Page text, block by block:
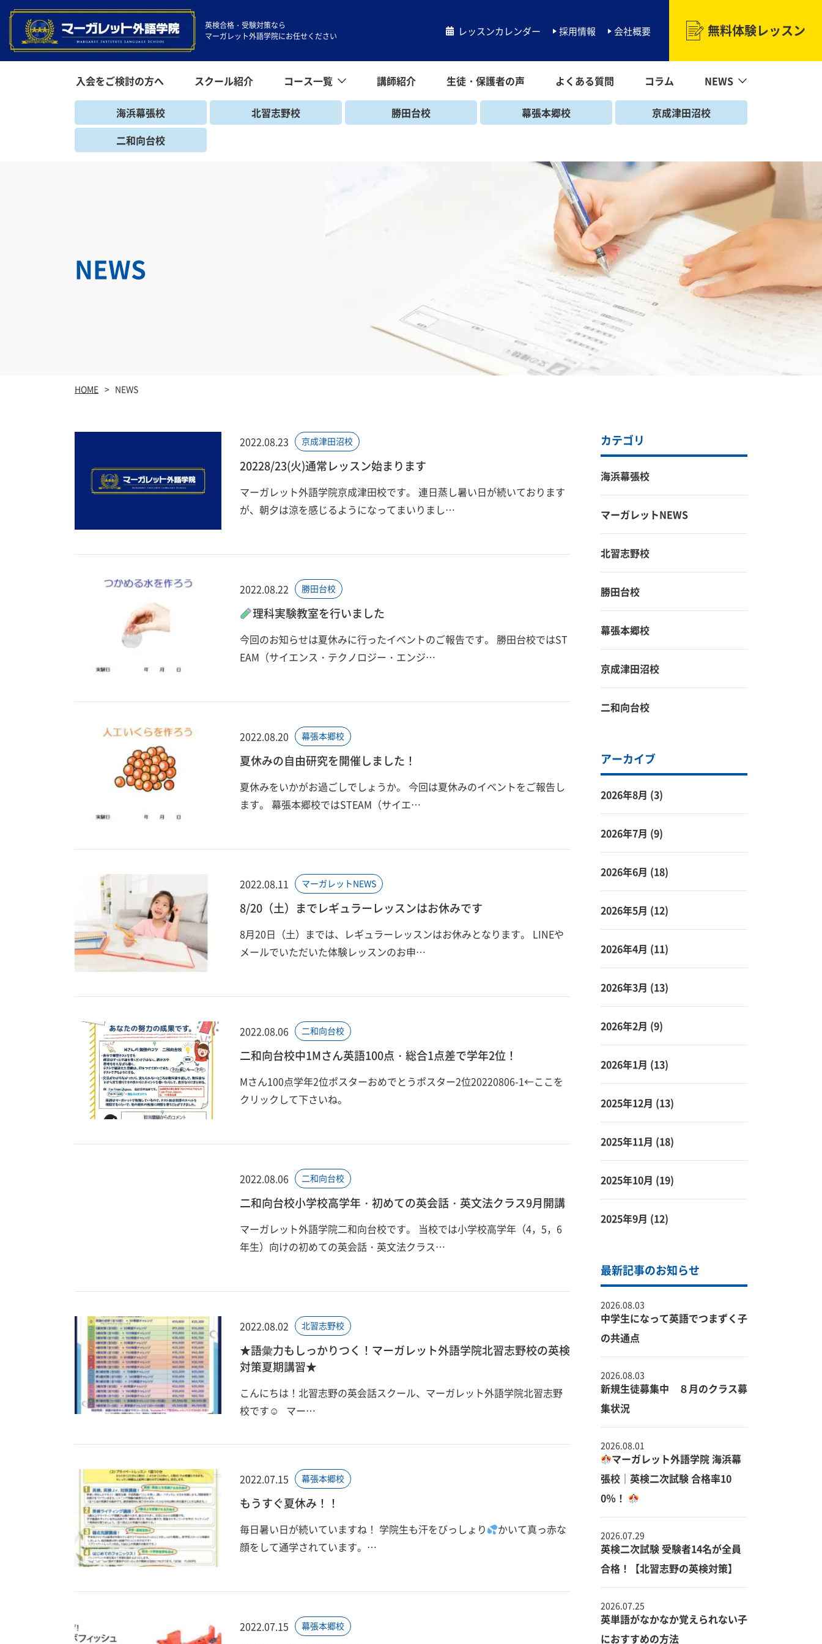
英検合格・受験対策なら
マーガレット外語学院にお任せください
レッスンカレンダー 採用情報 会社概要 無料体験レッスン
入会をご検討の方へ スクール紹介
コース一覧
コース一覧
小学生コース
中学生コース
高校生コース
キッズコース
一般コース
帰国生コース
講師紹介 生徒・保護者の声 よくある質問 コラム
NEWS
NEWS一覧
海浜幕張校
マーガレットNEWS
北習志野校
勝田台校
幕張本郷校
京成津田沼校
二和向台校
海浜幕張校 北習志野校 勝田台校 幕張本郷校
京成津田沼校
二和向台校
NEWS
HOME NEWS
2022.08.23 京成津田沼校
20228/23(火)通常レッスン始まります
マーガレット外語学院京成津田校です。 連日蒸し暑い日が続いております
が、朝夕は涼を感じるようになってまいりまし…
2022.08.22 勝田台校
理科実験教室を行いました
今回のお知らせは夏休みに行ったイベントのご報告です。 勝田台校ではST
EAM（サイエンス・テクノロジー・エンジ…
2022.08.20 幕張本郷校
夏休みの自由研究を開催しました！
夏休みをいかがお過ごしでしょうか。 今回は夏休みのイベントをご報告し
ます。 幕張本郷校ではSTEAM（サイエ…
2022.08.11 マーガレットNEWS
8/20（土）までレギュラーレッスンはお休みです
8月20日（土）までは、レギュラーレッスンはお休みとなります。 LINEや
メールでいただいた体験レッスンのお申…
2022.08.06 二和向台校
二和向台校中1Mさん英語100点・総合1点差で学年2位！
Mさん100点学年2位ポスターおめでとうポスター2位20220806-1←ここを
クリックして下さいね。
2022.08.06 二和向台校
二和向台校小学校高学年・初めての英会話・英文法クラス9月開講
マーガレット外語学院二和向台校です。 当校では小学校高学年（4，5，6
年生）向けの初めての英会話・英文法クラス…
2022.08.02 北習志野校
★語彙力もしっかりつく！マーガレット外語学院北習志野校の英検
対策夏期講習★
こんにちは！北習志野の英会話スクール、マーガレット外語学院北習志野
校です☺ マー…
2022.07.15 幕張本郷校
もうすぐ夏休み！！
毎日暑い日が続いていますね！ 学院生も汗をびっしょり
かいて真っ赤な
顔をして通学されています。…
2022.07.15 幕張本郷校
カテゴリ
海浜幕張校
マーガレットNEWS
北習志野校
勝田台校
幕張本郷校
京成津田沼校
二和向台校
アーカイブ
2026年8月 (3)
2026年7月 (9)
2026年6月 (18)
2026年5月 (12)
2026年4月 (11)
2026年3月 (13)
2026年2月 (9)
2026年1月 (13)
2025年12月 (13)
2025年11月 (18)
2025年10月 (19)
2025年9月 (12)
最新記事のお知らせ
中学生になって英語でつまずく子
の共通点
2026.08.03
新規生徒募集中 ８月のクラス募
集状況
2026.08.03
マーガレット外語学院 海浜幕
張校｜英検二次試験 合格率10
0％！
2026.08.01
英検二次試験 受験者14名が全員
合格！【北習志野の英検対策】
2026.07.29
英単語がなかなか覚えられない子
におすすめの方法
2026.07.25